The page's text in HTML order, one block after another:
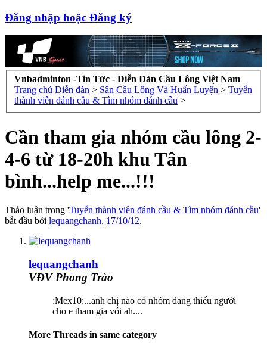
Đăng nhập hoặc Đăng ký
Vnbadminton -Tin Tức - Diễn Đàn Cầu Lông Việt Nam
Trang chủ Diễn đàn > Sân Cầu Lông Và Huấn Luyện > Tuyển
thành viên đánh cầu & Tìm nhóm đánh cầu >
Cần tham gia nhóm cầu lông 2-
4-6 từ 18-20h khu Tân
bình...help me...!!!
Thảo luận trong 'Tuyển thành viên đánh cầu & Tìm nhóm đánh cầu'
bắt đầu bởi lequangchanh, 17/10/12.
lequangchanh
VĐV Phong Trào
:Mex10:...anh chị nào có nhóm đang thiếu người
cho e tham gia vói ah....
More Threads in same category